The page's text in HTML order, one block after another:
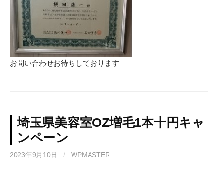
お問い合わせお待ちしております
埼玉県美容室OZ増毛1本十円キャ
ンペーン
2023年9月10日 / WPMASTER